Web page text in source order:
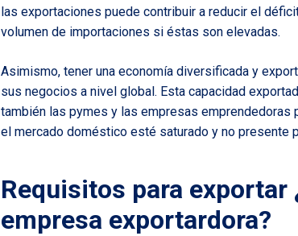
las exportaciones puede contribuir a reducir el
volumen de importaciones si éstas son elevadas.
Asimismo, tener una economía diversificada y
sus negocios a nivel global. Esta capacidad
también las pymes y las empresas emprendedoras
el mercado doméstico esté saturado y no presente
Requisitos para exportar
empresa exportardora?